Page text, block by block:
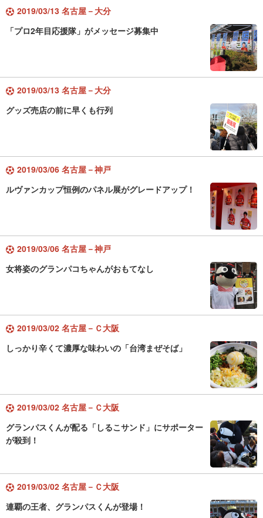
2019/03/13 名古屋－大分
「プロ2年目応援隊」がメッセージ募集中
2019/03/13 名古屋－大分
グッズ売店の前に早くも行列
2019/03/06 名古屋－神戸
ルヴァンカップ恒例のパネル展がグレードアップ！
2019/03/06 名古屋－神戸
女将姿のグランパコちゃんがおもてなし
2019/03/02 名古屋－Ｃ大阪
しっかり辛くて濃厚な味わいの「台湾まぜそば」
2019/03/02 名古屋－Ｃ大阪
グランパスくんが配る「しるこサンド」にサポーター
が殺到！
2019/03/02 名古屋－Ｃ大阪
連覇の王者、グランパスくんが登場！